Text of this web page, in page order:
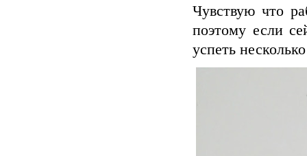
Чувствую что
поэтому если
успеть